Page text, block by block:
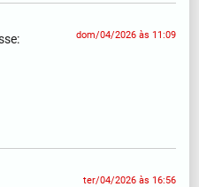
dom/04/2026 às 11:09
ter/04/2026 às 16:56